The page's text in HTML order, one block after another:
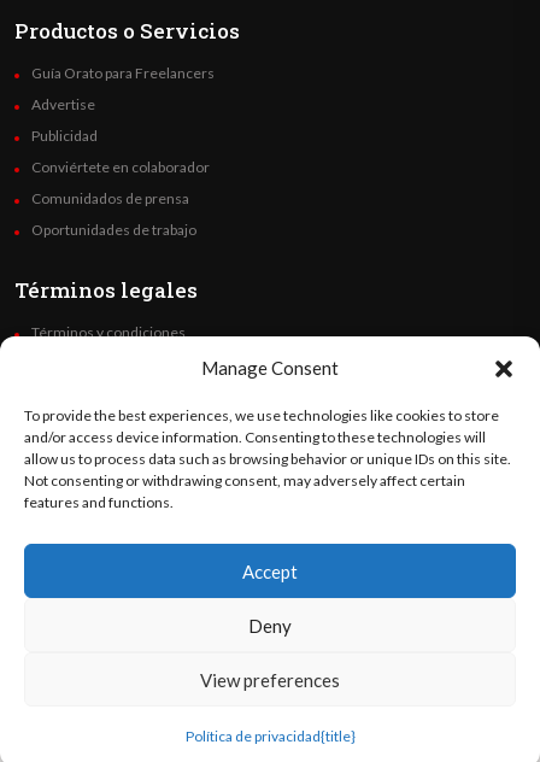
Manage Consent
To provide the best experiences, we use technologies like cookies to store
and/or access device information. Consenting to these technologies will
allow us to process data such as browsing behavior or unique IDs on this site.
Not consenting or withdrawing consent, may adversely affect certain
features and functions.
Accept
Deny
View preferences
Política de privacidad{title}
Productos o Servicios
Guía Orato para Freelancers
Advertise
Publicidad
Conviértete en colaborador
Comunidados de prensa
Oportunidades de trabajo
Términos legales
Términos y condiciones
Code of Ethics
Síguenos
©OratoWorld Media 2026. Todos los derechos reservados..